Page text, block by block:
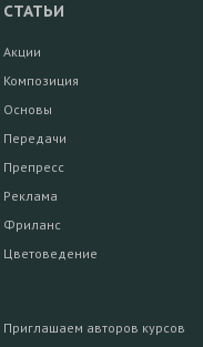
СТАТЬИ
Акции
Композиция
Основы
Передачи
Препресс
Реклама
Фриланс
Цветоведение
Приглашаем авторов курсов